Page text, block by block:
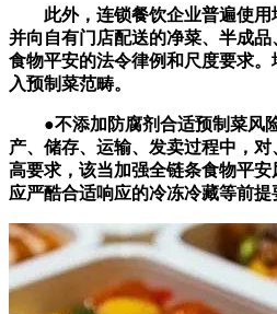
此外，连锁餐饮企业普遍使用
并向自有门店配送的净菜、半成
食物平安的法令律例和尺度要求
入预制菜范畴。
●不添加防腐剂合适预制菜风
产、储存、运输、发卖过程中，
高要求，该当加强全链条食物平
应严酷合适响应的冷冻冷藏等前提